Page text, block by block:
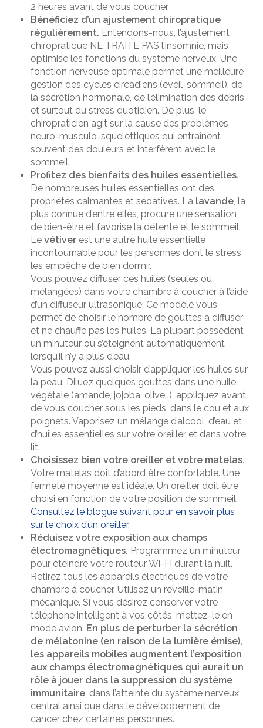
2 heures avant de vous coucher.
Bénéficiez d’un ajustement chiropratique
régulièrement. Entendons-nous, l’ajustement
chiropratique NE TRAITE PAS l’insomnie, mais
optimise les fonctions du système nerveux. Une
fonction nerveuse optimale permet une meilleure
gestion des cycles circadiens (éveil-sommeil), de
la sécrétion hormonale, de l’élimination des débris
et surtout du stress quotidien. De plus, le
chiropraticien agit sur la cause des problèmes
neuro-musculo-squelettiques qui entraînent
souvent des douleurs et interfèrent avec le
sommeil.
Profitez des bienfaits des huiles essentielles.
De nombreuses huiles essentielles ont des
propriétés calmantes et sédatives. La lavande , la
plus connue d’entre elles, procure une sensation
de bien-être et favorise la détente et le sommeil.
Levétiver est une autre huile essentielle
incontournable pour les personnes dont le stress
les empêche de bien dormir.
Vous pouvez diffuser ces huiles (seules ou
mélangées) dans votre chambre à coucher à l’aide
d’un diffuseur ultrasonique. Ce modèle vous
permet de choisir le nombre de gouttes à diffuser
et ne chauffe pas les huiles. La plupart possèdent
un minuteur ou s’éteignent automatiquement
lorsqu’il n’y a plus d’eau.
Vous pouvez aussi choisir d’appliquer les huiles sur
la peau. Diluez quelques gouttes dans une huile
végétale (amande, jojoba, olive…), appliquez avant
de vous coucher sous les pieds, dans le cou et aux
poignets. Vaporisez un mélange d’alcool, d’eau et
d’huiles essentielles sur votre oreiller et dans votre
lit.
Choisissez bien votre oreiller et votre matelas.
Votre matelas doit d’abord être confortable. Une
fermeté moyenne est idéale. Un oreiller doit être
choisi en fonction de votre position de sommeil.
Consultez le blogue suivant pour en savoir plus
sur le choix d’un oreiller.
Réduisez votre exposition aux champs
électromagnétiques. Programmez un minuteur
pour éteindre votre routeur Wi-Fi durant la nuit.
Retirez tous les appareils électriques de votre
chambre à coucher. Utilisez un réveille-matin
mécanique. Si vous désirez conserver votre
téléphone intelligent à vos côtés, mettez-le en
mode avion. En plus de perturber la sécrétion
de mélatonine (en raison de la lumière émise),
les appareils mobiles augmentent l’exposition
aux champs électromagnétiques qui aurait un
rôle à jouer dans la suppression du système
immunitaire , dans l’atteinte du système nerveux
central ainsi que dans le développement de
cancer chez certaines personnes.